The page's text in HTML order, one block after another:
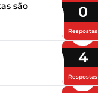
são
0
Respostas
4
Respostas